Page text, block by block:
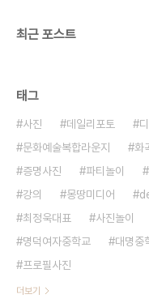
최근 포스트
태그
사진 데일리포토
문화예술복합라운지
화
증명사진
파티놀이
강의
몽땅미디어
최정욱대표
사진놀이
명덕여자중학교
대명중
프로필사진
더보기